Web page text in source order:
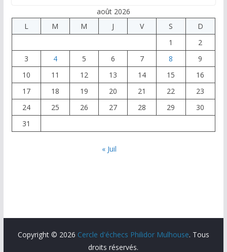
août 2026
L
M M J V S
D
1
2
3
4 5 6 7 8
9
10
11 12 13 14 15
16
17
18 19 20 21 22
23
24
25 26 27 28 29
30
31
« Juil
Copyright © 2026 Cercle d'échecs Philidor Mulhouse. Tous
droits réservés.